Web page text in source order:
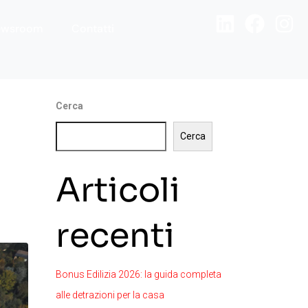
Cerca
Cerca
Articoli
recenti
Bonus Edilizia 2026: la guida completa
alle detrazioni per la casa